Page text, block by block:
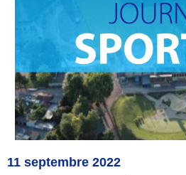
11 septembre 2022